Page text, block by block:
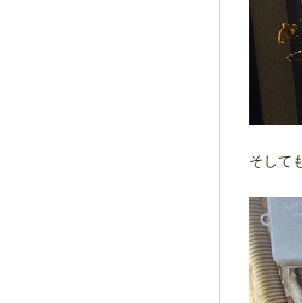
そして